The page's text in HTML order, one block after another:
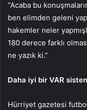
“Acaba bu
ben elimden geleni
hakemler neler
180 derece farklı
ne yazık ki.”
Daha iyi bir VAR
Hürriyet gazetesi